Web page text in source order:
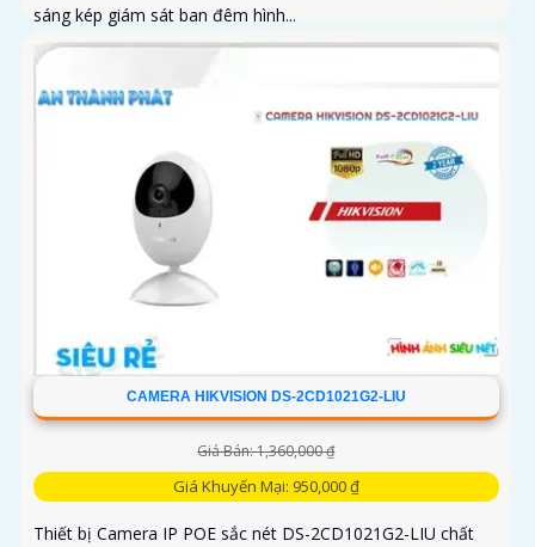
sáng kép giám sát ban đêm hình...
CAMERA HIKVISION DS-2CD1021G2-LIU
Giá Bán: 1,360,000 ₫
Giá Khuyến Mại: 950,000 ₫
Thiết bị Camera IP POE sắc nét DS-2CD1021G2-LIU chất